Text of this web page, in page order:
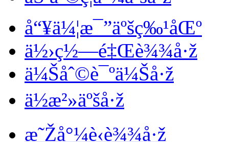
å“¥ä¼¦æ¯”äºšç‰¹åŒº
ä½›ç½—é‡Œè¾¾å·ž
ä¼Šåˆ©è¯ºä¼Šå·ž
ä½æ²»äºšå·ž
æ˜Žå°¼è‹è¾¾å·ž